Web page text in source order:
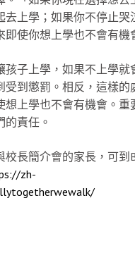
去上學；如果你不停止哭
使你想上學也不會有機
孩子上學，如果不上學就
受到懲罰。相反，這樣的
想上學也不會有機會。重
責任。
校長簡介會的家長，可到
zh-